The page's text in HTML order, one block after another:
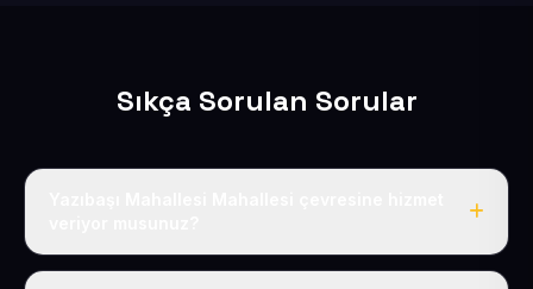
Sıkça Sorulan Sorular
Evet, Yazıbaşı Mahallesi dahil tüm Develi ve Develi